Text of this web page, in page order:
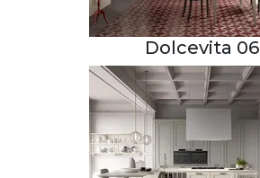
Dolcevita 06